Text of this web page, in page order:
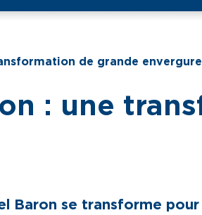
de grande envergure
: une
Baron se transforme